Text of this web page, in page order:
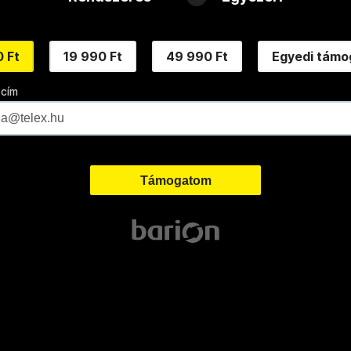
Ft 19 990 Ft 49 990 Ft Egyedi